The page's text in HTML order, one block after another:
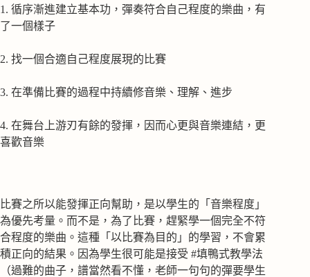
1. 循序漸進建立基本功，彈奏符合自己程度的樂曲，有
了一個樣子
2. 找一個合適自己程度展現的比賽
3. 在準備比賽的過程中持續修音樂、理解、進步
4. 在舞台上游刃有餘的發揮，因而心更與音樂連結，更
喜歡音樂
比賽之所以能發揮正向幫助，是以學生的「音樂程度」
為優先考量。而不是，為了比賽，趕緊學一個完全不符
合程度的樂曲。這種「以比賽為目的」的學習，不會累
積正向的結果。因為學生很可能是接受 #填鴨式教學法
（過難的曲子，譜當然看不懂，老師一句句的彈要學生